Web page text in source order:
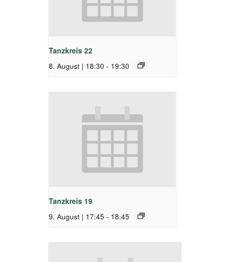
Tanzkreis 22
8. August | 18:30 - 19:30
Tanzkreis 19
9. August | 17:45 - 18:45